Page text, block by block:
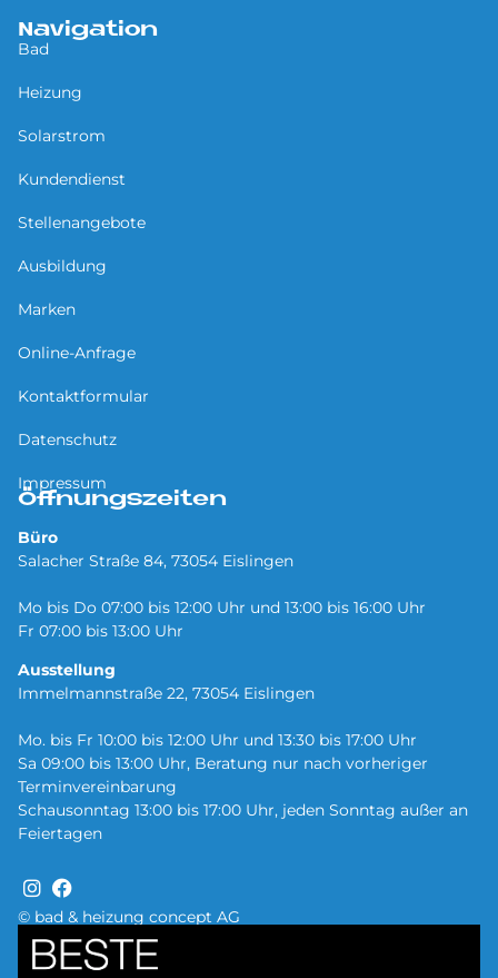
© bad & heizung concept AG
Navigation
Bad
Heizung
Solarstrom
Kundendienst
Stellenangebote
Ausbildung
Marken
Online-Anfrage
Kontaktformular
Datenschutz
Impressum
Öffnungszeiten
Büro
Salacher Straße 84, 73054 Eislingen
Mo bis Do 07:00 bis 12:00 Uhr und 13:00 bis 16:00 Uhr
Fr 07:00 bis 13:00 Uhr
Ausstellung
Immelmannstraße 22, 73054 Eislingen
Mo. bis Fr 10:00 bis 12:00 Uhr und 13:30 bis 17:00 Uhr
Sa 09:00 bis 13:00 Uhr, Beratung nur nach vorheriger
Terminvereinbarung
Schausonntag 13:00 bis 17:00 Uhr, jeden Sonntag außer an
Feiertagen